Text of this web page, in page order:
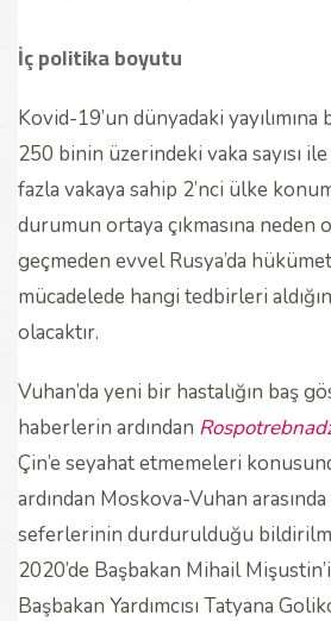
İç politika boyutu
Kovid-19’un dünyadaki yayılımına
250 binin üzerindeki vaka sayısı
fazla vakaya sahip 2’nci ülke
durumun ortaya çıkmasına neden
geçmeden evvel Rusya’da
mücadelede hangi tedbirleri
olacaktır.
Vuhan’da yeni bir hastalığın baş
haberlerin ardından
Çin’e seyahat etmemeleri
ardından Moskova-Vuhan
seferlerinin durdurulduğu
2020’de Başbakan Mihail
Başbakan Yardımcısı Tatyana